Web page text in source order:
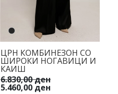
ЦРН КОМБИНЕЗОН СО
ШИРОКИ НОГАВИЦИ И
КАИШ
6.830,00 ден
5.460,00 ден